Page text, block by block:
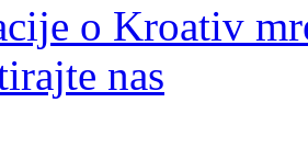
o Kroativ
nas